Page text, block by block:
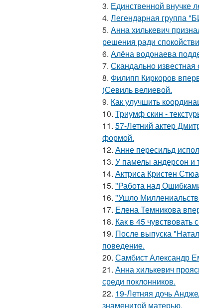
3. Единственной внучке
4. Легендарная группа
5. Анна хилькевич
решения ради
6. Алёна водонаева
7. Скандально
8. Филипп Киркоров
(Севиль велиевой.
9. Как улучшить
10. Триумф скин -
11. 57-Летний актер
формой.
12. Анне пересильд
13. У памелы андерсон и
14. Актриса Кристен
15. "Работа над
16. "Ушло
17. Елена Темникова
18. Как в 45 чувствовать
19. После выпуска
поведение.
20. Самбист Александр
21. Анна хилькевич
среди поклонников.
22. 19-Летняя дочь
знаменитой матерью.